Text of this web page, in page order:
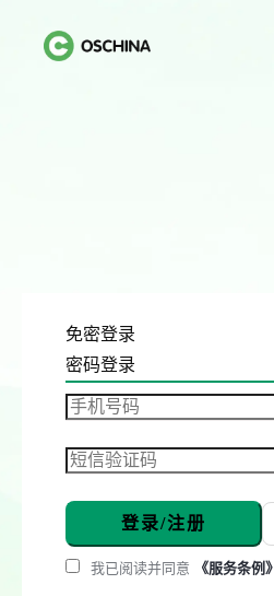
免密登录
密码登录
登录/注册
我已阅读并同意 《服务条例》